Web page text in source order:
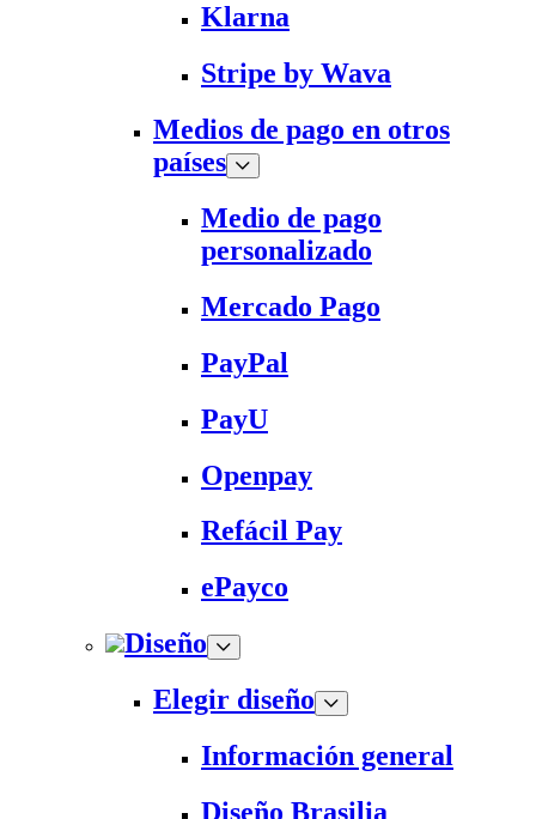
Klarna
Stripe by Wava
Medios de pago en otros
países
Medio de pago
personalizado
Mercado Pago
PayPal
PayU
Openpay
Refácil Pay
ePayco
Diseño
Elegir diseño
Información general
Diseño Brasilia